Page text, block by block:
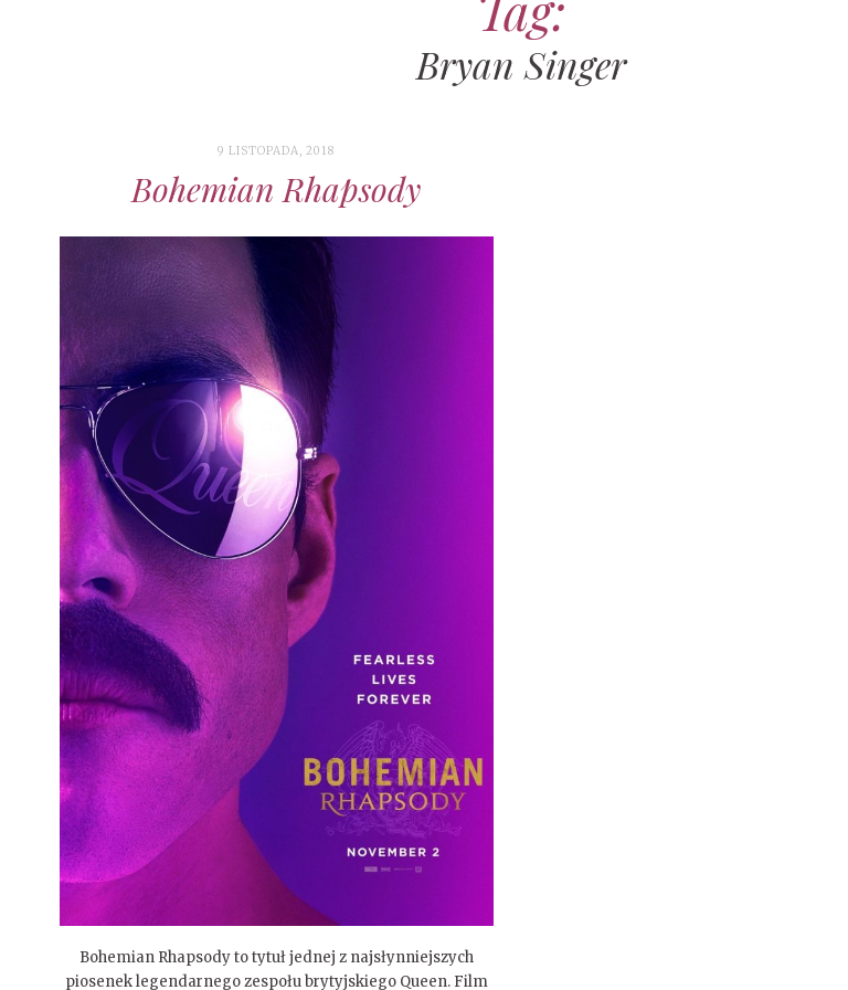
Bryan Singer
9 LISTOPADA, 2018
Bohemian Rhapsody
Bohemian Rhapsody to tytuł jednej z najsłynniejszych
piosenek legendarnego zespołu brytyjskiego Queen. Film